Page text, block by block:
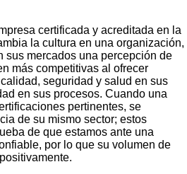
certificada y acreditada en la
la cultura en una organización,
sus mercados una percepción de
más competitivas al ofrecer
seguridad y salud en sus
en sus procesos. Cuando una
pertinentes, se
de su mismo sector; estos
de que estamos ante una
por lo que su volumen de